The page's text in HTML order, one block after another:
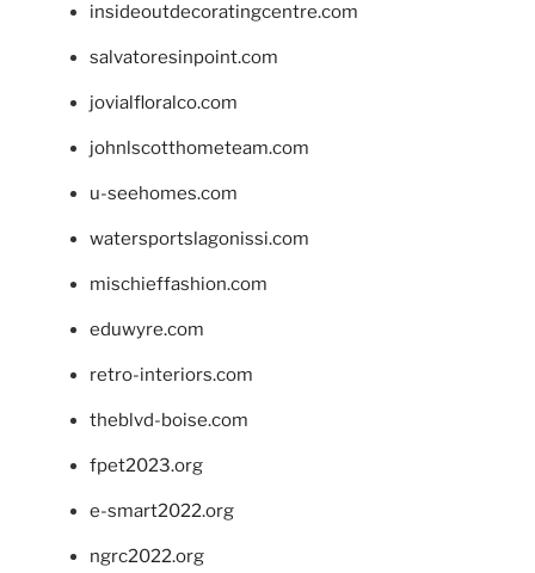
insideoutdecoratingcentre.com
salvatoresinpoint.com
jovialfloralco.com
johnlscotthometeam.com
u-seehomes.com
watersportslagonissi.com
mischieffashion.com
eduwyre.com
retro-interiors.com
theblvd-boise.com
fpet2023.org
e-smart2022.org
ngrc2022.org